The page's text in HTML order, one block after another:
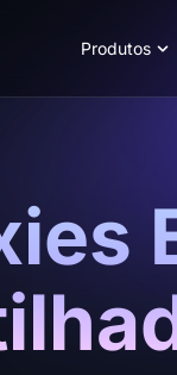
Produtos